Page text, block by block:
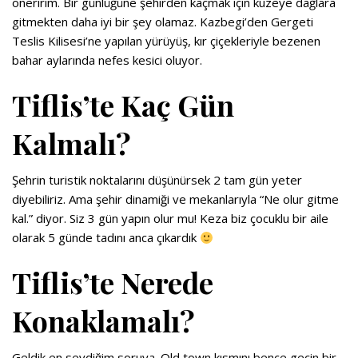
gitmekten daha iyi bir şey olamaz. Kazbegi’den Gergeti
Teslis Kilisesi’ne yapılan yürüyüş, kır çiçekleriyle bezenen
bahar aylarında nefes kesici oluyor.
Tiflis’te Kaç Gün
Kalmalı?
Şehrin turistik noktalarını düşünürsek 2 tam gün yeter
diyebiliriz. Ama şehir dinamiği ve mekanlarıyla “Ne olur gitme
kal.” diyor. Siz 3 gün yapın olur mu! Keza biz çocuklu bir aile
olarak 5 günde tadını anca çıkardık
Tiflis’te Nerede
Konaklamalı?